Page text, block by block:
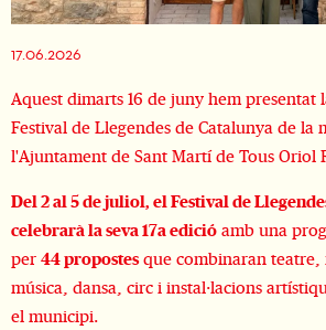
17.06.2026
Aquest dimarts 16 de juny hem presentat
Festival de Llegendes de Catalunya de la
l'Ajuntament de Sant Martí de Tous Oriol
Del 2 al 5 de juliol, el Festival de
celebrarà la seva 17a edició amb una
per 44 propostes que combinaran teatre,
música, dansa, circ i instal·lacions
el municipi.